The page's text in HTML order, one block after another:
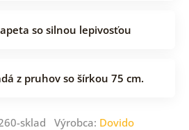
so silnou lepivosťou
z pruhov so šírkou 75 cm.
sklad Výrobca: Dovido